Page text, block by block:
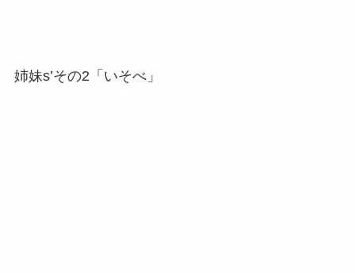
姉妹s’その2「いそべ」